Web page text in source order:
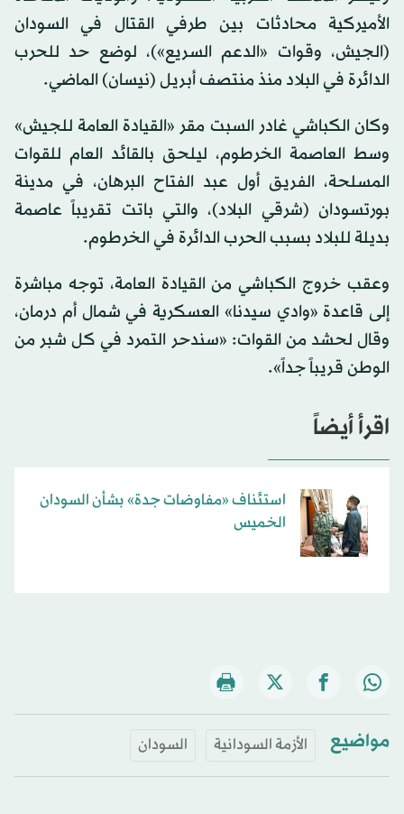
الأميركية محادثات بين طرفي القتال في السودان
(الجيش، وقوات «الدعم السريع»)، لوضع حد للحرب
الدائرة في البلاد منذ منتصف أبريل (نيسان) الماضي.
وكان الكباشي غادر السبت مقر «القيادة العامة للجيش»
وسط العاصمة الخرطوم، ليلحق بالقائد العام للقوات
المسلحة، الفريق أول عبد الفتاح البرهان، في مدينة
بورتسودان (شرقي البلاد)، والتي باتت تقريباً عاصمة
بديلة للبلاد بسبب الحرب الدائرة في الخرطوم.
وعقب خروج الكباشي من القيادة العامة، توجه مباشرة
إلى قاعدة «وادي سيدنا» العسكرية في شمال أم درمان،
وقال لحشد من القوات: «سندحر التمرد في كل شبر من
الوطن قريباً جداً».
اقرأ أيضاً
استئناف «مفاوضات جدة» بشأن السودان
الخميس
مواضيع الأزمة السودانية السودان